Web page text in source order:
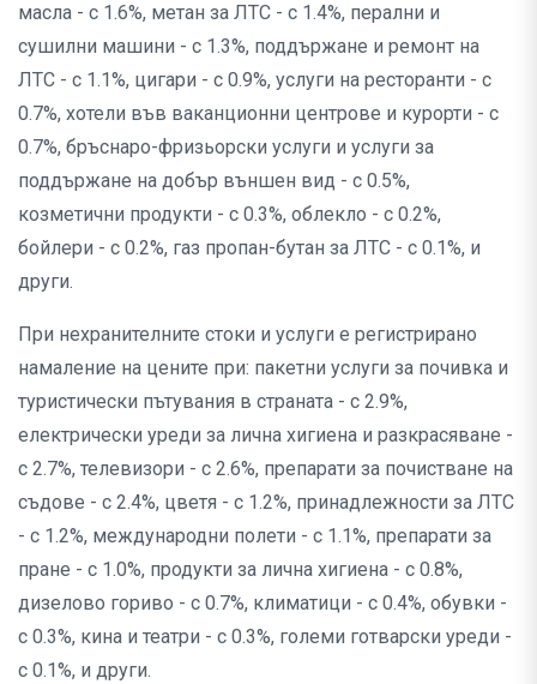
масла - с 1.6%, метан за ЛТС - с 1.4%, перални и
сушилни машини - с 1.3%, поддържане и ремонт на
ЛТС - с 1.1%, цигари - с 0.9%, услуги на ресторанти - с
0.7%, хотели във ваканционни центрове и курорти - с
0.7%, бръснаро-фризьорски услуги и услуги за
поддържане на добър външен вид - с 0.5%,
козметични продукти - с 0.3%, облекло - с 0.2%,
бойлери - с 0.2%, газ пропан-бутан за ЛТС - с 0.1%, и
други.
При нехранителните стоки и услуги е регистрирано
намаление на цените при: пакетни услуги за почивка и
туристически пътувания в страната - с 2.9%,
електрически уреди за лична хигиена и разкрасяване -
с 2.7%, телевизори - с 2.6%, препарати за почистване на
съдове - с 2.4%, цветя - с 1.2%, принадлежности за ЛТС
- с 1.2%, международни полети - с 1.1%, препарати за
пране - с 1.0%, продукти за лична хигиена - с 0.8%,
дизелово гориво - с 0.7%, климатици - с 0.4%, обувки -
с 0.3%, кина и театри - с 0.3%, големи готварски уреди -
с 0.1%, и други.